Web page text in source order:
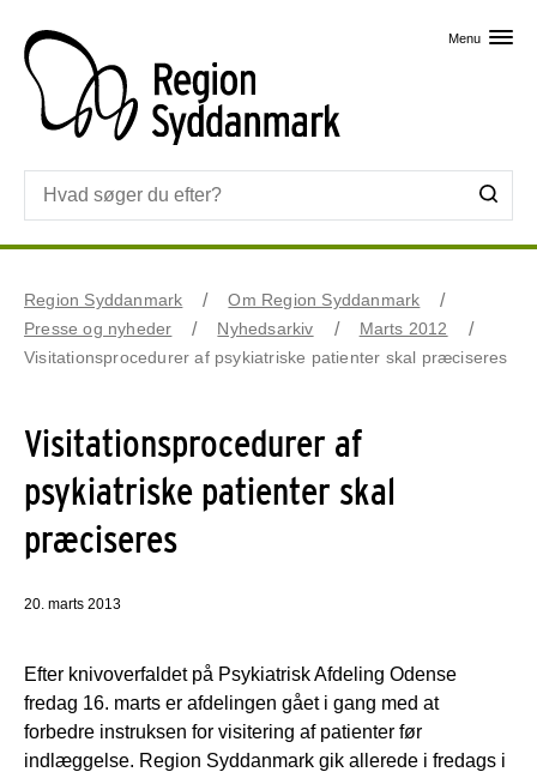
Menu
Region Syddanmark
Om Region Syddanmark
Presse og nyheder
Nyhedsarkiv
Marts 2012
Visitationsprocedurer af psykiatriske patienter skal præciseres
Visitationsprocedurer af
psykiatriske patienter skal
præciseres
20. marts 2013
Efter knivoverfaldet på Psykiatrisk Afdeling Odense
fredag 16. marts er afdelingen gået i gang med at
forbedre instruksen for visitering af patienter før
indlæggelse. Region Syddanmark gik allerede i fredags i